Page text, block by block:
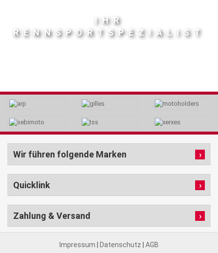
IHR
RENNSPORTSPEZIALIST
Wir führen folgende Marken
Quicklink
Zahlung & Versand
Impressum | Datenschutz | AGB